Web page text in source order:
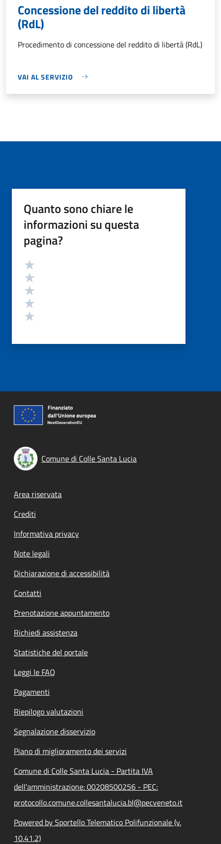
Concessione del reddito di libertà
(RdL)
Procedimento di concessione del reddito di libertà (RdL)
VAI AL SERVIZIO
Quanto sono chiare le
informazioni su questa
pagina?
Valutazione
Comune di Colle Santa Lucia
Footer menu
Area riservata
Crediti
Informativa privacy
Note legali
Dichiarazione di accessibilità
Contatti
Prenotazione appuntamento
Richiedi assistenza
Statistiche del portale
Leggi le FAQ
Pagamenti
Riepilogo valutazioni
Segnalazione disservizio
Piano di miglioramento dei servizi
Comune di Colle Santa Lucia - Partita IVA
dell'amministrazione: 00208500256 - PEC:
protocollo.comune.collesantalucia.bl@pecveneto.it
Powered by Sportello Telematico Polifunzionale (v.
10.41.2)